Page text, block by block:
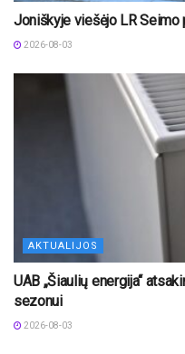
Joniškyje viešėjo LR
2026-08-03
AKTUALIJOS
UAB „Šiaulių energija“
sezonui
2026-08-03